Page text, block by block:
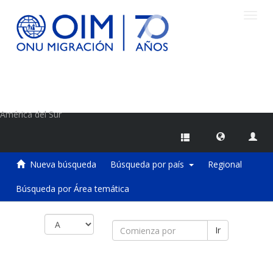
América del Sur
Nueva búsqueda Búsqueda por país Regional
Búsqueda por Área temática
Ir